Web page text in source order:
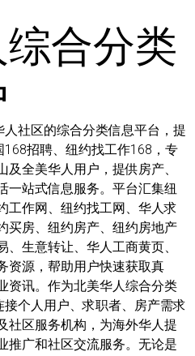
合分类
社区的综合分类信息平台，提
招聘、纽约找工作168，专
全美华人用户，提供房产、
一站式信息服务。平台汇集纽
工作网、纽约找工网、华人求
买房、纽约房产、纽约房地产
生意转让、华人工商黄页、
资源，帮助用户快速获取真
资讯。作为北美华人综合分类
个人用户、求职者、房产需求
社区服务机构，为海外华人提
推广和社区交流服务。无论是